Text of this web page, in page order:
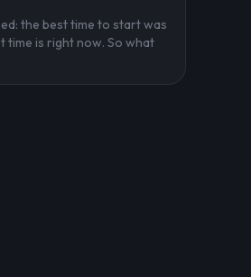
the best time to start was
time is right now. So what